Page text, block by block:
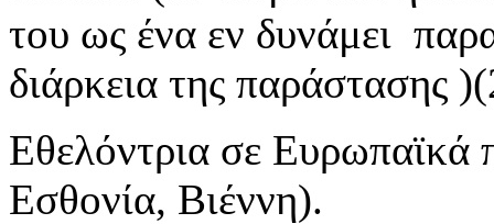
του ως ένα εν δυνάμει
διάρκεια της παράστασης
Εθελόντρια σε
Εσθονία, Βιέννη).